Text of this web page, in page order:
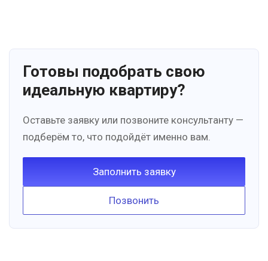
Готовы подобрать свою
идеальную квартиру?
Оставьте заявку или позвоните консультанту —
подберём то, что подойдёт именно вам.
Заполнить заявку
Позвонить